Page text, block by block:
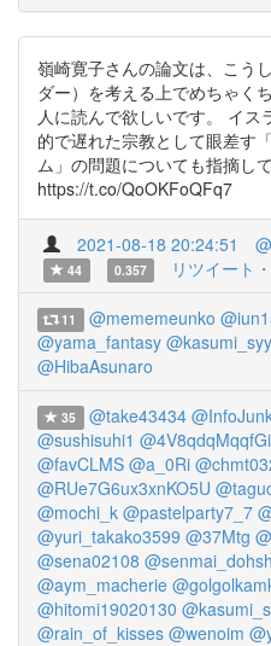
嶺崎寛子さんの論文は、こう
ダー）を考える上でめちゃく
人に読んで欲しいです。 イ
的で遅れた宗教として眼差す
ム」の問題についても指摘して
https://t.co/QoOKFoQFq7
2021-08-18 20:24:51
44
0.357 リツイート
11 @mememeunko
@yama_fantasy
@HibaAsunaro
35 @take43434
@sushisuhi1
@favCLMS @a_0Ri
@RUe7G6ux3xnKO5U
@mochi_k @pastelparty7_7
@yuri_takako3599 @37Mtg
@sena02108
@aym_macherie
@hitomi19020130
@rain_of_kisses @wenoim